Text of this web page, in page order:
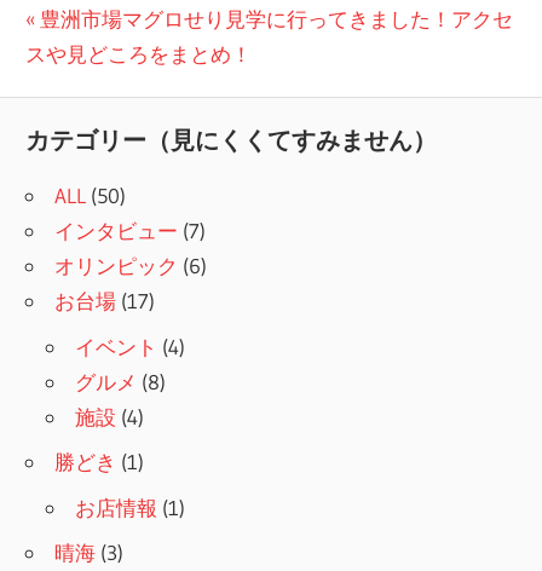
投
稿
ビ
ゲ
ー
シ
ョ
ン
前
の
豊洲市場マグロせり見学に行ってきました！アクセ
スや見どころをまとめ！
カテゴリー（見にくくてすみません）
ALL (50)
インタビュー (7)
オリンピック (6)
お台場 (17)
イベント (4)
グルメ (8)
施設 (4)
勝どき (1)
お店情報 (1)
晴海 (3)